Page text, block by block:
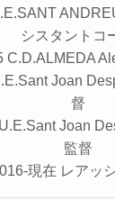
シスタントコ
C.D.ALMEDA
Joan
督
Joan Despi
監督
現在 レアッ